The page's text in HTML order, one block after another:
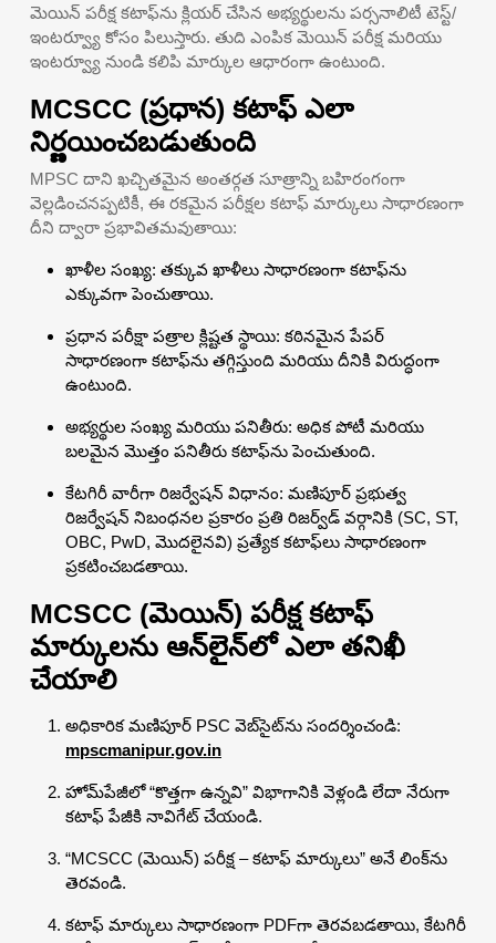
మెయిన్ పరీక్ష కటాఫ్‌ను క్లియర్ చేసిన అభ్యర్థులను పర్సనాలిటీ టెస్ట్/
ఇంటర్వ్యూ కోసం పిలుస్తారు. తుది ఎంపిక మెయిన్ పరీక్ష మరియు
ఇంటర్వ్యూ నుండి కలిపి మార్కుల ఆధారంగా ఉంటుంది.
MCSCC (ప్రధాన) కటాఫ్ ఎలా
నిర్ణయించబడుతుంది
MPSC దాని ఖచ్చితమైన అంతర్గత సూత్రాన్ని బహిరంగంగా
వెల్లడించనప్పటికీ, ఈ రకమైన పరీక్షల కటాఫ్ మార్కులు సాధారణంగా
దీని ద్వారా ప్రభావితమవుతాయి:
ఖాళీల సంఖ్య: తక్కువ ఖాళీలు సాధారణంగా కటాఫ్‌ను
ఎక్కువగా పెంచుతాయి.
ప్రధాన పరీక్షా పత్రాల క్లిష్టత స్థాయి: కఠినమైన పేపర్
సాధారణంగా కటాఫ్‌ను తగ్గిస్తుంది మరియు దీనికి విరుద్ధంగా
ఉంటుంది.
అభ్యర్థుల సంఖ్య మరియు పనితీరు: అధిక పోటీ మరియు
బలమైన మొత్తం పనితీరు కటాఫ్‌ను పెంచుతుంది.
కేటగిరీ వారీగా రిజర్వేషన్ విధానం: మణిపూర్ ప్రభుత్వ
రిజర్వేషన్ నిబంధనల ప్రకారం ప్రతి రిజర్వ్‌డ్ వర్గానికి (SC, ST,
OBC, PwD, మొదలైనవి) ప్రత్యేక కటాఫ్‌లు సాధారణంగా
ప్రకటించబడతాయి.
MCSCC (మెయిన్) పరీక్ష కటాఫ్
మార్కులను ఆన్‌లైన్‌లో ఎలా తనిఖీ
చేయాలి
అధికారిక మణిపూర్ PSC వెబ్‌సైట్‌ను సందర్శించండి:
mpscmanipur.gov.in
హోమ్‌పేజీలో “కొత్తగా ఉన్నవి” విభాగానికి వెళ్లండి లేదా నేరుగా
కటాఫ్ పేజీకి నావిగేట్ చేయండి.
“MCSCC (మెయిన్) పరీక్ష – కటాఫ్ మార్కులు” అనే లింక్‌ను
తెరవండి.
కటాఫ్ మార్కులు సాధారణంగా PDFగా తెరవబడతాయి, కేటగిరీ